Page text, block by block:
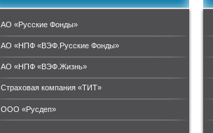
АО «Русские Фонды»
АО «НПФ «ВЭФ.Русские Фонды»
АО «НПФ «ВЭФ.Жизнь»
Страховая компания «ТИТ»
ООО «Руcдеп»